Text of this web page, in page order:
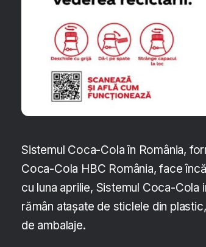
Sistemul Coca-Cola în România,
Coca-Cola HBC România, face
cu luna aprilie, Sistemul Coca-
rămân atașate de sticlele din
de ambalaje.